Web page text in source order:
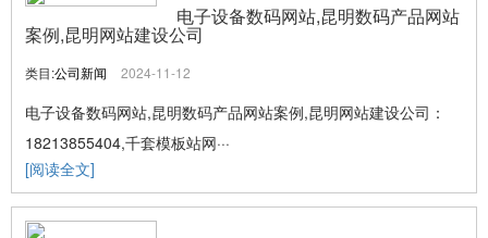
电子设备数码网站,昆明数码产品网站
案例,昆明网站建设公司
类目:公司新闻 2024-11-12
电子设备数码网站,昆明数码产品网站案例,昆明网站建设公司：
18213855404,千套模板站网···
[阅读全文]